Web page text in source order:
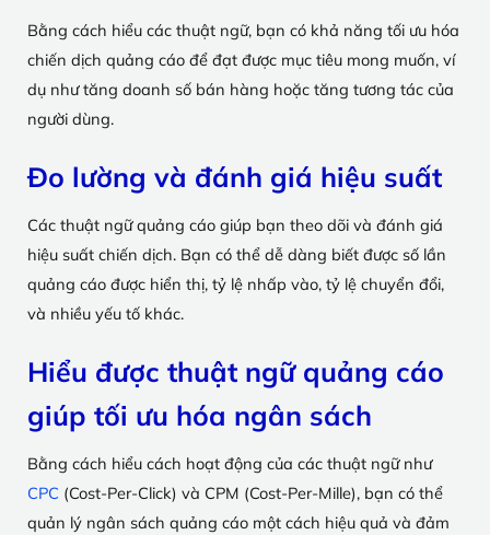
Bằng cách hiểu các thuật ngữ, bạn có khả năng tối ưu hóa
chiến dịch quảng cáo để đạt được mục tiêu mong muốn, ví
dụ như tăng doanh số bán hàng hoặc tăng tương tác của
người dùng.
Đo lường và đánh giá hiệu suất
Các thuật ngữ quảng cáo giúp bạn theo dõi và đánh giá
hiệu suất chiến dịch. Bạn có thể dễ dàng biết được số lần
quảng cáo được hiển thị, tỷ lệ nhấp vào, tỷ lệ chuyển đổi,
và nhiều yếu tố khác.
Hiểu được thuật ngữ quảng cáo
giúp tối ưu hóa ngân sách
Bằng cách hiểu cách hoạt động của các thuật ngữ như
CPC (Cost-Per-Click) và CPM (Cost-Per-Mille), bạn có thể
quản lý ngân sách quảng cáo một cách hiệu quả và đảm